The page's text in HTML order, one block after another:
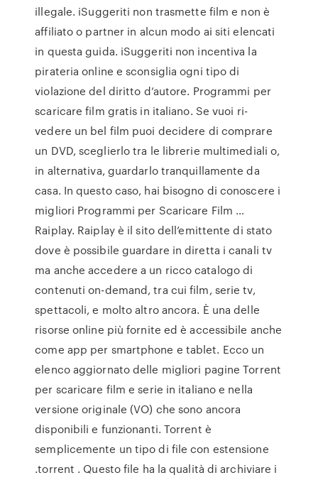
illegale. iSuggeriti non trasmette film e non è
affiliato o partner in alcun modo ai siti elencati
in questa guida. iSuggeriti non incentiva la
pirateria online e sconsiglia ogni tipo di
violazione del diritto d’autore. Programmi per
scaricare film gratis in italiano. Se vuoi ri-
vedere un bel film puoi decidere di comprare
un DVD, sceglierlo tra le librerie multimediali o,
in alternativa, guardarlo tranquillamente da
casa. In questo caso, hai bisogno di conoscere i
migliori Programmi per Scaricare Film …
Raiplay. Raiplay è il sito dell’emittente di stato
dove è possibile guardare in diretta i canali tv
ma anche accedere a un ricco catalogo di
contenuti on-demand, tra cui film, serie tv,
spettacoli, e molto altro ancora. È una delle
risorse online più fornite ed è accessibile anche
come app per smartphone e tablet. Ecco un
elenco aggiornato delle migliori pagine Torrent
per scaricare film e serie in italiano e nella
versione originale (VO) che sono ancora
disponibili e funzionanti. Torrent è
semplicemente un tipo di file con estensione
.torrent . Questo file ha la qualità di archiviare i